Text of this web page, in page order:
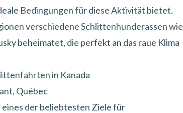
Bedingungen für diese Aktivität bietet.
verschiedene Schlittenhunderassen wie
beheimatet, die perfekt an das raue Klima
in Kanada
Québec
eines der beliebtesten Ziele für